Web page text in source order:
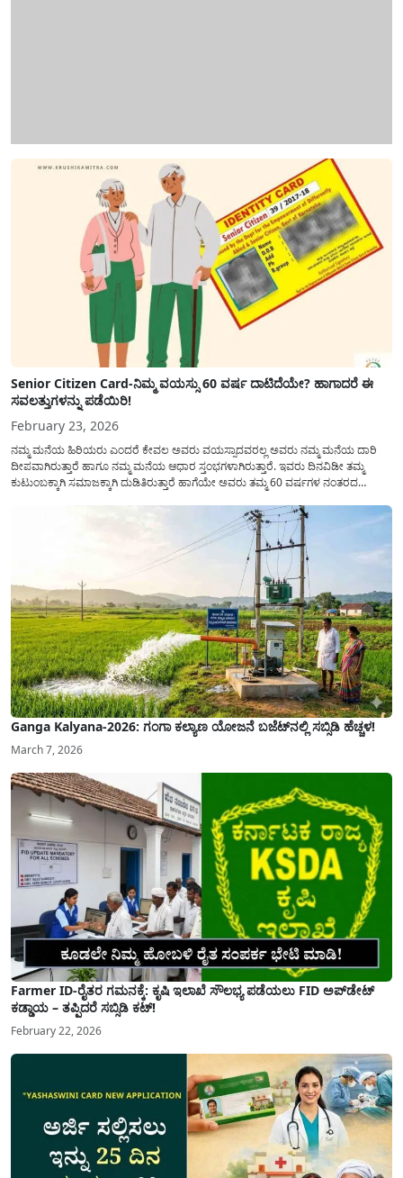
Senior Citizen Card-ನಿಮ್ಮ ವಯಸ್ಸು 60 ವರ್ಷ ದಾಟಿದೆಯೇ? ಹಾಗಾದರೆ ಈ
ಸವಲತ್ತುಗಳನ್ನು ಪಡೆಯಿರಿ!
February 23, 2026
ನಮ್ಮ ಮನೆಯ ಹಿರಿಯರು ಎಂದರೆ ಕೇವಲ ಅವರು ವಯಸ್ಸಾದವರಲ್ಲ ಅವರು ನಮ್ಮ ಮನೆಯ ದಾರಿ
ದೀಪವಾಗಿರುತ್ತಾರೆ ಹಾಗೂ ನಮ್ಮ ಮನೆಯ ಆಧಾರ ಸ್ತಂಭಗಳಾಗಿರುತ್ತಾರೆ. ಇವರು ದಿನವಿಡೀ ತಮ್ಮ
ಕುಟುಂಬಕ್ಕಾಗಿ ಸಮಾಜಕ್ಕಾಗಿ ದುಡಿತಿರುತ್ತಾರೆ ಹಾಗೆಯೇ ಅವರು ತಮ್ಮ 60 ವರ್ಷಗಳ ನಂತರದ
Ganga Kalyana-2026: ಗಂಗಾ ಕಲ್ಯಾಣ ಯೋಜನೆ ಬಜೆಟ್‌ನಲ್ಲಿ ಸಬ್ಸಿಡಿ ಹೆಚ್ಚಳ!
March 7, 2026
Farmer ID-ರೈತರ ಗಮನಕ್ಕೆ: ಕೃಷಿ ಇಲಾಖೆ ಸೌಲಭ್ಯ ಪಡೆಯಲು FID ಅಪ್‌ಡೇಟ್
ಕಡ್ಡಾಯ – ತಪ್ಪಿದರೆ ಸಬ್ಸಿಡಿ ಕಟ್!
February 22, 2026